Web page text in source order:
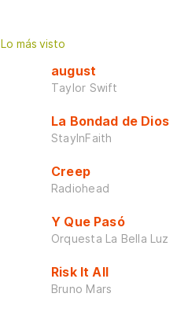
Lo más visto
august
Taylor Swift
La Bondad de Dios
StayInFaith
Creep
Radiohead
Y Que Pasó
Orquesta La Bella Luz
Risk It All
Bruno Mars